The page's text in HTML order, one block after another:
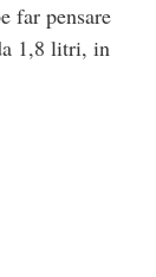
far pensare
1,8 litri, in